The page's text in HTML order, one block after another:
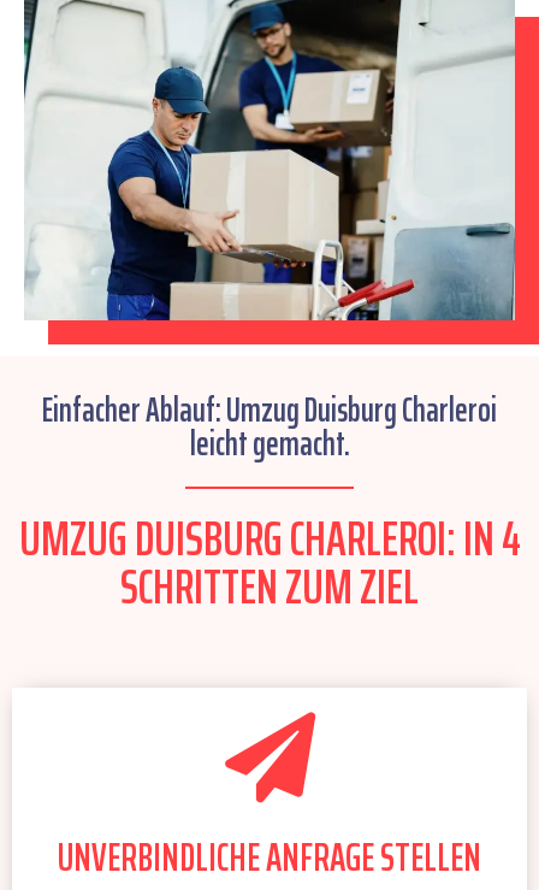
Einfacher Ablauf: Umzug Duisburg Charleroi
leicht gemacht.
UMZUG DUISBURG CHARLEROI: IN 4
SCHRITTEN ZUM ZIEL
UNVERBINDLICHE ANFRAGE STELLEN